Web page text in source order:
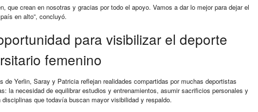
que crean en nosotras y gracias por todo el apoyo. Vamos a dar lo mejor para dejar el
en alto”, concluyó.
para visibilizar el deporte
femenino
de Yerlin, Saray y Patricia reflejan realidades compartidas por muchas deportistas
la necesidad de equilibrar estudios y entrenamientos, asumir sacrificios personales y
disciplinas que todavía buscan mayor visibilidad y respaldo.